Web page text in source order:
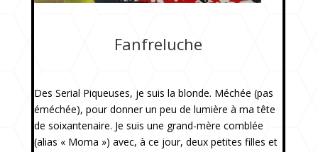
Fanfreluche
Des Serial Piqueuses, je suis la blonde. Méchée (pas
éméchée), pour donner un peu de lumière à ma tête
de soixantenaire. Je suis une grand-mère comblée
(alias « Moma ») avec, à ce jour, deux petites filles et